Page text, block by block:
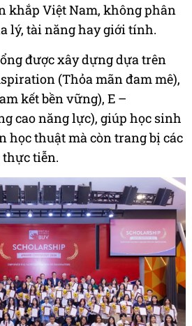
khắp Việt Nam, không phân
lý, tài năng hay giới tính.
được xây dựng dựa trên
(Thỏa mãn đam mê),
kết bền vững), E –
cao năng lực), giúp học sinh
học thuật mà còn trang bị các
tiễn.